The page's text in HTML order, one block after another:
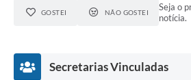
GOSTEI NÃO GOSTEI
Seja o
notícia.
Secretarias Vinculadas